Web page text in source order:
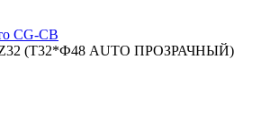
CG-CB
(Т32*Ф48 AUTO ПРОЗРАЧНЫЙ)